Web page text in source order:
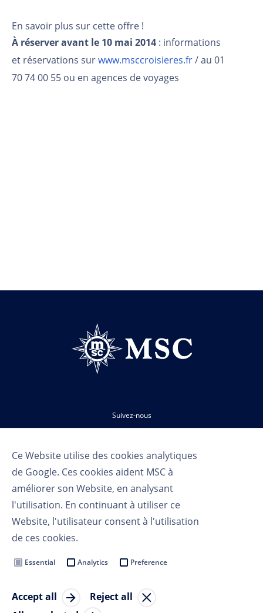
Ce Website utilise des cookies analytiques
de Google. Ces cookies aident MSC à
améliorer son Website, en analysant
l'utilisation. En continuant à utiliser ce
Website, l'utilisateur consent à l'utilisation
de ces cookies.
Essential Analytics Preference
Accept all
Reject all
En savoir plus sur cette offre !
À réserver avant le 10 mai 2014 : informations
et réservations surwww.msccroisieres.fr/ au 01
70 74 00 55 ou en agences de voyages
Suivez-nous
Cookie Settings
Copryright 2023 MSC Croisières SA